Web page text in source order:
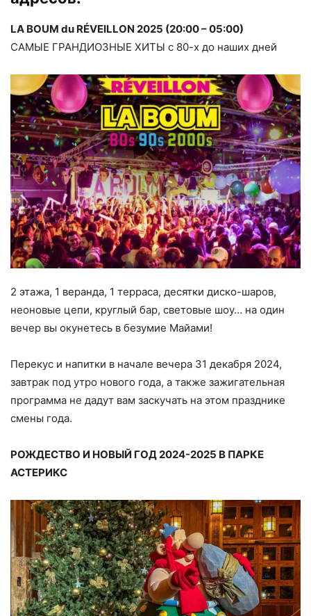
LA BOUM du RÉVEILLON 2025 (20:00 – 05:00)
САМЫЕ ГРАНДИОЗНЫЕ ХИТЫ с 80-х до наших дней
2 этажа, 1 веранда, 1 терраса, десятки диско-шаров,
неоновые цепи, круглый бар, световые шоу… на один
вечер вы окунетесь в безумие Майами!
Перекус и напитки в начале вечера 31 декабря 2024,
завтрак под утро нового года, а также зажигательная
программа не дадут вам заскучать на этом празднике
смены года.
РОЖДЕСТВО И НОВЫЙ ГОД 2024-2025 В ПАРКЕ
АСТЕРИКС